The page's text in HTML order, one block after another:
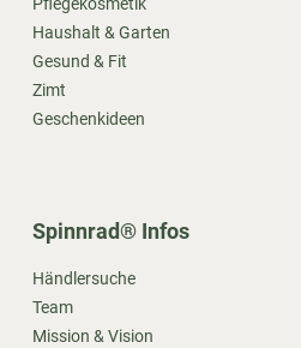
Haushalt & Garten
Gesund & Fit
Zimt
Geschenkideen
Spinnrad® Infos
Händlersuche
Team
Mission & Vision